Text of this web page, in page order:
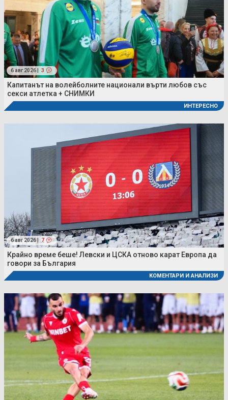
6 авг 2026 | 3
Капитанът на волейболните национали върти любов със
секси атлетка + СНИМКИ
ИНТЕРЕСНО
6 авг 2026 | 7
Крайно време беше! Левски и ЦСКА отново карат Европа да
говори за България
КОМЕНТАРИ И АНАЛИЗИ